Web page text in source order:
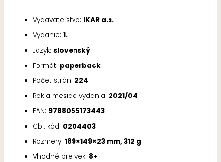
Vydavateľstvo: IKAR a.s.
Vydanie:1.
Jazyk:slovenský
Formát: paperback
Počet strán: 224
Rok a mesiac vydania: 2021/04
EAN: 9788055173443
Obj. kód: 0204403
Rozmery:189×149×23 mm, 312 g
Vhodné pre vek: 8+